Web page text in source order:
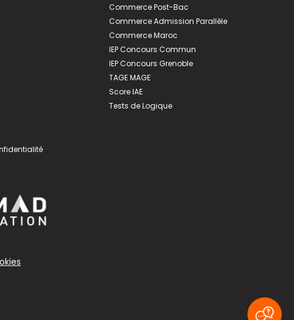
Commerce Post-Bac
Commerce Admission Parallèle
Commerce Maroc
IEP Concours Commun
IEP Concours Grenoble
TAGE MAGE
Score IAE
Tests de Logique